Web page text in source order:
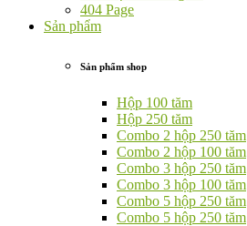
404 Page
Sản phẩm
Sản phẩm shop
Hộp 100 tăm
Hộp 250 tăm
Combo 2 hộp 250 tăm
Combo 2 hộp 100 tăm
Combo 3 hộp 250 tăm
Combo 3 hộp 100 tăm
Combo 5 hộp 250 tăm
Combo 5 hộp 250 tăm